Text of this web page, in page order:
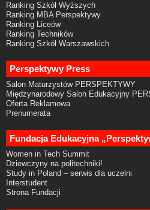
Ranking Szkół Wyższych
Ranking MBA Perspektywy
Ranking Liceów
Ranking Techników
Ranking Szkół Warszawskich
Perspektywy Press
Salon Maturzystów PERSPEKTYWY
Międzynarodowy Salon Edukacyjny
Oferta Reklamowa
Prenumerata
Fundacja Edukacyjna
Women in Tech Summit
Dziewczyny na politechniki!
Study in Poland – serwis dla uczelni
Interstudent
Strona Fundacji